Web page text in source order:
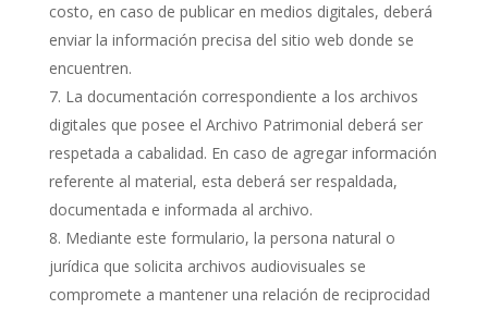
costo, en caso de publicar en medios digitales, deberá
enviar la información precisa del sitio web donde se
encuentren.
La documentación correspondiente a los archivos
digitales que posee el Archivo Patrimonial deberá ser
respetada a cabalidad. En caso de agregar información
referente al material, esta deberá ser respaldada,
documentada e informada al archivo.
Mediante este formulario, la persona natural o
jurídica que solicita archivos audiovisuales se
compromete a mantener una relación de reciprocidad